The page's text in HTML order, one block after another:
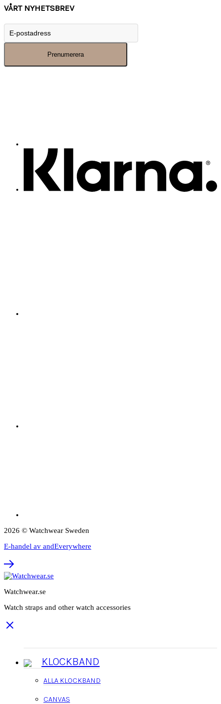
VÅRT NYHETSBREV
2026 © Watchwear Sweden
E-handel av andEverywhere
Watchwear.se
Watch straps and other watch accessories
KLOCKBAND
ALLA KLOCKBAND
CANVAS